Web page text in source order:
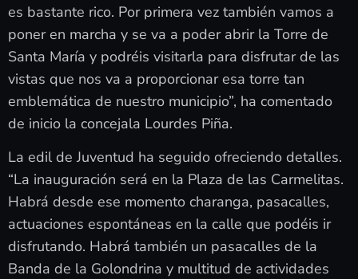
es bastante rico. Por primera vez también vamos a
poner en marcha y se va a poder abrir la Torre de
Santa María y podréis visitarla para disfrutar de las
vistas que nos va a proporcionar esa torre tan
emblemática de nuestro municipio”, ha comentado
de inicio la concejala Lourdes Piña.
La edil de Juventud ha seguido ofreciendo detalles.
“La inauguración será en la Plaza de las Carmelitas.
Habrá desde ese momento charanga, pasacalles,
actuaciones espontáneas en la calle que podéis ir
disfrutando. Habrá también un pasacalles de la
Banda de la Golondrina y multitud de actividades